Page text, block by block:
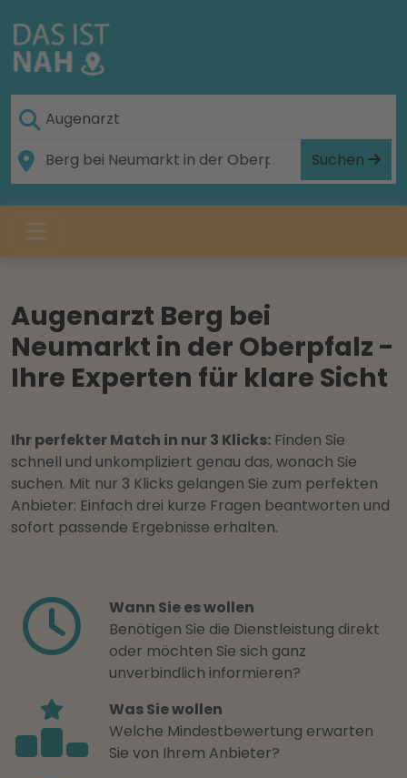
Suchen
Augenarzt Berg bei
Neumarkt in der Oberpfalz -
Ihre Experten für klare Sicht
Ihr perfekter Match in nur 3 Klicks: Finden Sie
schnell und unkompliziert genau das, wonach Sie
suchen. Mit nur 3 Klicks gelangen Sie zum perfekten
Anbieter: Einfach drei kurze Fragen beantworten und
sofort passende Ergebnisse erhalten.
Wann Sie es wollen
Benötigen Sie die Dienstleistung direkt
oder möchten Sie sich ganz
unverbindlich informieren?
Was Sie wollen
Welche Mindestbewertung erwarten
Sie von Ihrem Anbieter?